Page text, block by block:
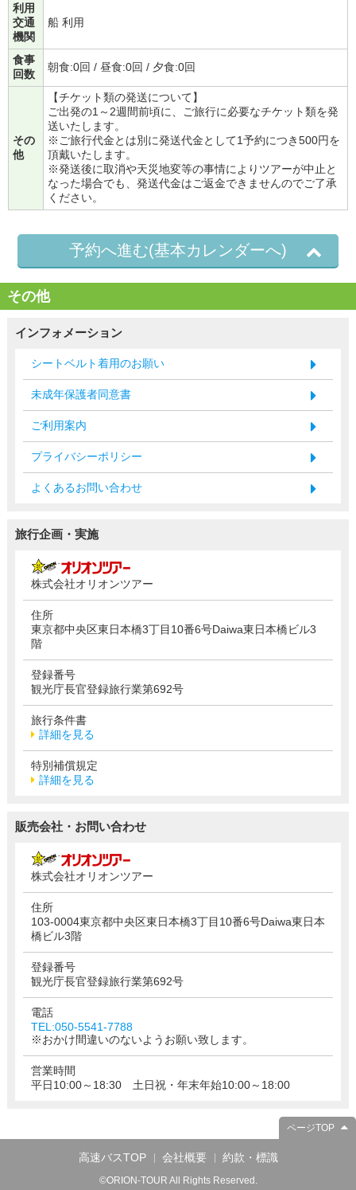
利用
交通
機関
船 利用
食事
回数
朝食:0回 / 昼食:0回 / 夕食:0回
その
他
【チケット類の発送について】
ご出発の1～2週間前頃に、ご旅行に必要なチケット類を発
送いたします。
※ご旅行代金とは別に発送代金として1予約につき500円を
頂戴いたします。
※発送後に取消や天災地変等の事情によりツアーが中止と
なった場合でも、発送代金はご返金できませんのでご了承
ください。
予約へ進む(基本カレンダーへ)
その他
インフォメーション
シートベルト着用のお願い
未成年保護者同意書
ご利用案内
プライバシーポリシー
よくあるお問い合わせ
旅行企画・実施
株式会社オリオンツアー
住所
東京都中央区東日本橋3丁目10番6号Daiwa東日本橋ビル3
階
登録番号
観光庁長官登録旅行業第692号
旅行条件書
詳細を見る
特別補償規定
詳細を見る
販売会社・お問い合わせ
株式会社オリオンツアー
住所
103-0004東京都中央区東日本橋3丁目10番6号Daiwa東日本
橋ビル3階
登録番号
観光庁長官登録旅行業第692号
電話
TEL:050-5541-7788
※おかけ間違いのないようお願い致します。
営業時間
平日10:00～18:30 土日祝・年末年始10:00～18:00
ページTOP
高速バスTOP 会社概要 約款・標識
©ORION-TOUR All Rights Reserved.